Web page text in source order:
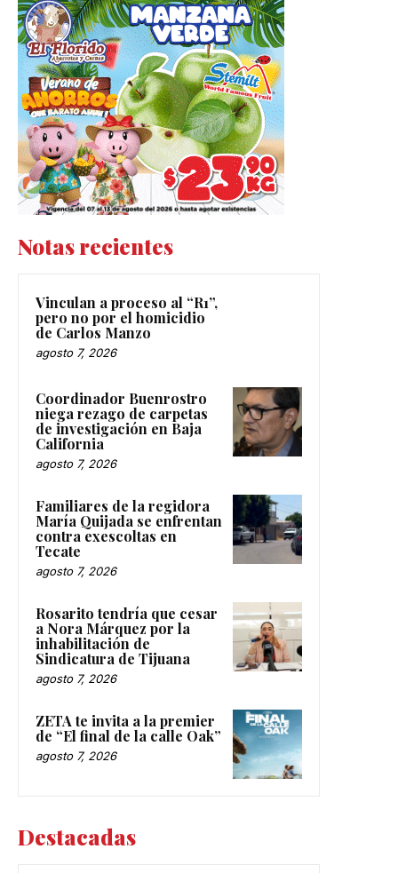
Notas recientes
Vinculan a proceso al “R1”,
pero no por el homicidio
de Carlos Manzo
agosto 7, 2026
Coordinador Buenrostro
niega rezago de carpetas
de investigación en Baja
California
agosto 7, 2026
Familiares de la regidora
María Quijada se enfrentan
contra exescoltas en
Tecate
agosto 7, 2026
Rosarito tendría que cesar
a Nora Márquez por la
inhabilitación de
Sindicatura de Tijuana
agosto 7, 2026
ZETA te invita a la premier
de “El final de la calle Oak”
agosto 7, 2026
Destacadas